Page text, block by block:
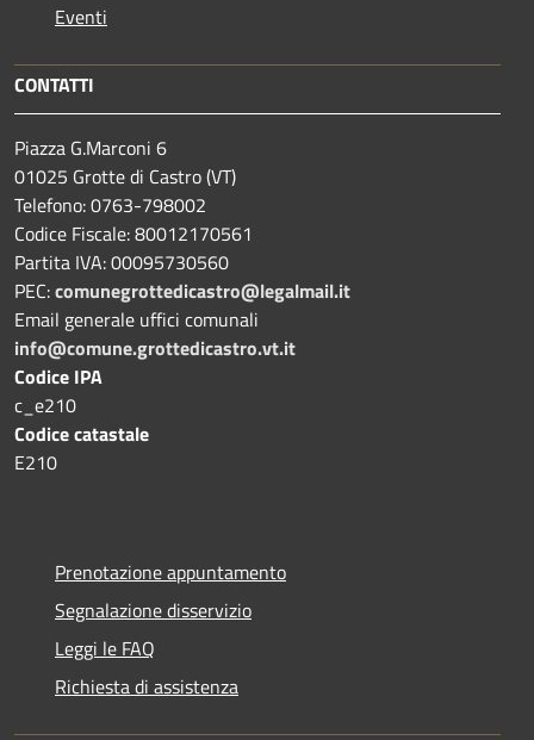
Eventi
CONTATTI
Piazza G.Marconi 6
01025 Grotte di Castro (VT)
Telefono: 0763-798002
Codice Fiscale: 80012170561
Partita IVA: 00095730560
PEC:comunegrottedicastro@legalmail.it
Email generale uffici comunali
info@comune.grottedicastro.vt.it
Codice IPA
c_e210
Codice catastale
E210
Prenotazione appuntamento
Segnalazione disservizio
Leggi le FAQ
Richiesta di assistenza